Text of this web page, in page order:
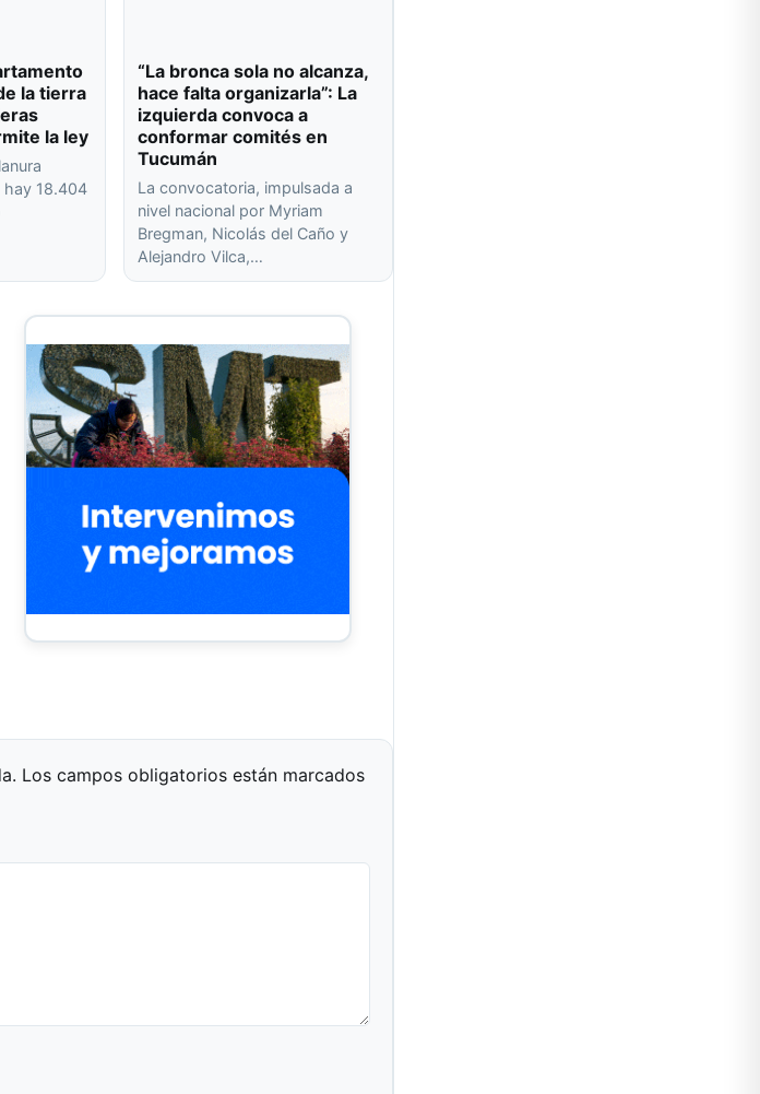
la tierra
la ley
hay 18.404
“La bronca sola no alcanza,
hace falta organizarla”: La
izquierda convoca a
conformar comités en
Tucumán
La convocatoria, impulsada a
nivel nacional por Myriam
Bregman, Nicolás del Caño y
Alejandro Vilca,…
Los campos obligatorios están marcados